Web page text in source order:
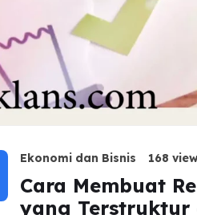
Ekonomi dan Bisnis 168
Cara Membuat
yang